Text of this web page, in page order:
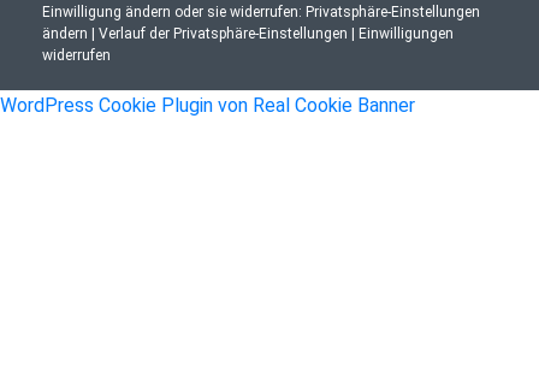
Einwilligung ändern oder sie widerrufen: Privatsphäre-Einstellungen
ändern
Verlauf der Privatsphäre-Einstellungen
Einwilligungen
widerrufen
WordPress Cookie Plugin von Real Cookie Banner